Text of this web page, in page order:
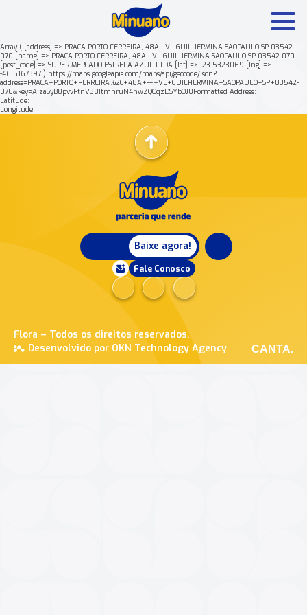
Array ( [address] => PRACA PORTO FERREIRA, 48A - VL GUILHERMINA SAOPAULO SP 03542-
070 [name] => PRACA PORTO FERREIRA, 48A - VL GUILHERMINA SAOPAULO SP 03542-070
[post_code] => SUPER MERCADO ESTRELA AZUL LTDA [lat] => -23.5323069 [lng] =>
-46.5167397 ) https://maps.googleapis.com/maps/api/geocode/json?
address=PRACA+PORTO+FERREIRA%2C+48A+-++VL+GUILHERMINA+SAOPAULO+SP+03542-
070&key=AIzaSyB8pvvFtnV38ItmhruN4nwZQOqzDSYbQJ0Formatted Address:
Latitude:
Longitude:
Baixe agora!
Fale Conosco
Flora – Todos os direitos reservados.
Desenvolvido por OKN Technology Agency
CANTA.
Mais buscados: Produtos Minuano Rende +
Nossa história